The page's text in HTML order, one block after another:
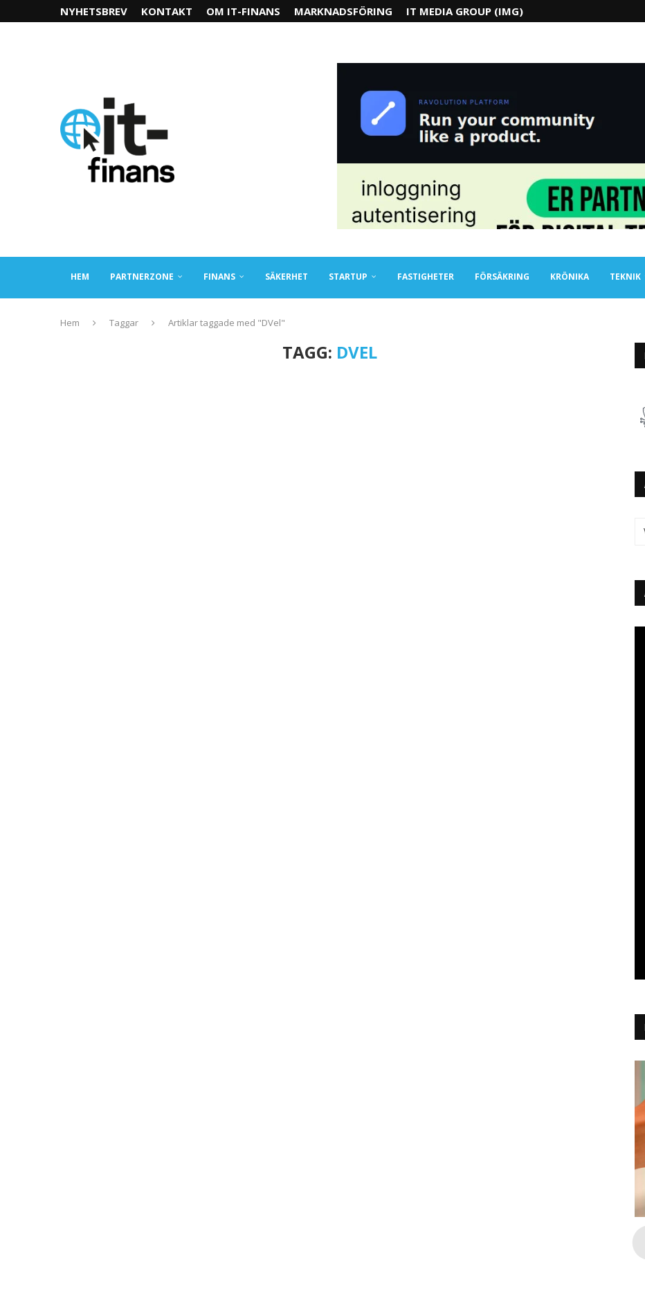
NYHETSBREV KONTAKT OM IT-FINANS MARKNADSFÖRING IT MEDIA GROUP (IMG)
HEM PARTNERZONE FINANS SÄKERHET STARTUP FASTIGHETER FÖRSÄKRING KRÖNIKA TEKNIK
Hem Taggar Artiklar taggade med "DVel"
TAGG: DVEL